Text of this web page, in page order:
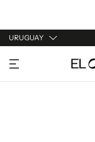
URUGUAY
URUGUAY
ARGENTINA